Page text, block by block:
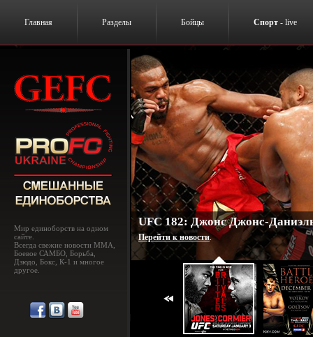
Главная Разделы Бойцы Спорт - live
Мир единоборств на одном
сайте.
Всегда свежие новости MMA,
Боевое САМБО, Борьба,
Дзюдо, Бокс, К-1 и многое
другое.
UFC 182: Джонс Джонс-
Перейти к новости.